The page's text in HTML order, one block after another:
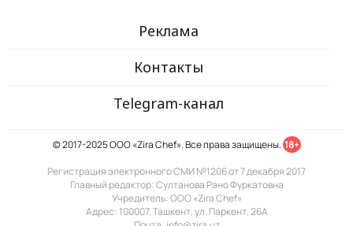
Реклама
Контакты
Telegram-канал
© 2017-2025 ООО «Zira Chef». Все права защищены. 18+
Регистрация электронного СМИ №1206 от 7 декабря 2017
Главный редактор: Султанова Рано Фуркатовна
Учредитель: ООО «Zira Chef»
Адрес: 100007, Ташкент, ул. Паркент, 26А